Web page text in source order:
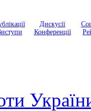
Дискусії
Конференції